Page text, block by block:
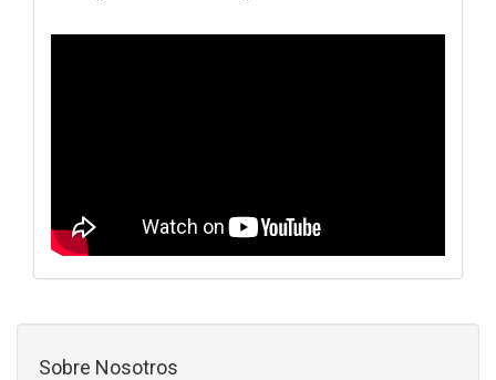
Sobre Nosotros